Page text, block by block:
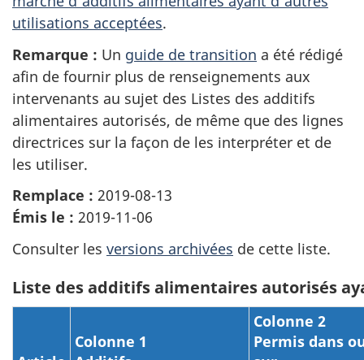
utilisations acceptées.
Remarque : Un guide de transition a été rédigé
afin de fournir plus de renseignements aux
intervenants au sujet des Listes des additifs
alimentaires autorisés, de même que des lignes
directrices sur la façon de les interpréter et de
les utiliser.
Remplace : 2019-08-13
Émis le : 2019-11-06
Consulter les versions archivées de cette liste.
Liste des additifs alimentaires autorisés
Colonne 1
Colonne 2
Permis dans